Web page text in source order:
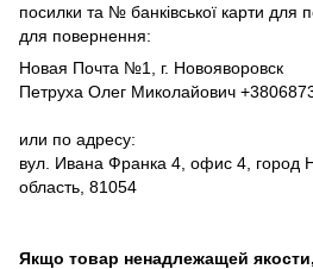
посилки та № банківської карти для
для повернення:
Новая Почта №1, г. Новояворовск
Петруха Олег Миколайович
или по адресу:
вул. Ивана Франка 4, офис 4, город
область, 81054
Якщо товар ненадлежащей якости,